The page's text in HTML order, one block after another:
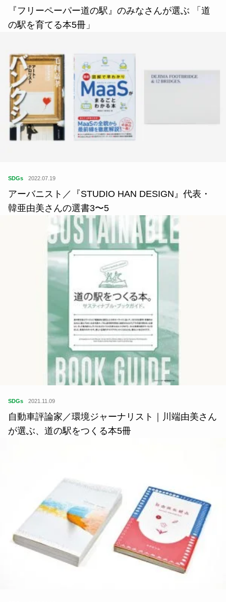
『フリーペーパー道の駅』のみなさんが選ぶ 「道
の駅を育てる本5冊」
SDGs 2022.07.19
アーバニスト／『STUDIO HAN DESIGN』代表・
韓亜由美さんの選書3〜5
SDGs 2021.11.09
自動車評論家／環境ジャーナリスト｜川端由美さん
が選ぶ、道の駅をつくる本5冊